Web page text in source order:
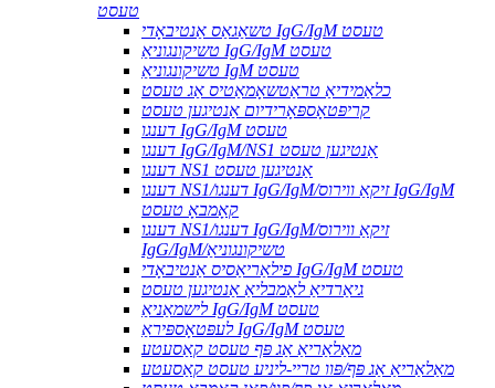
טעסט
טשאַגאַס אַנטיבאָדי IgG/IgM טעסט
טשיקונגוניאַ IgG/IgM טעסט
טשיקונגוניאַ IgM טעסט
כלאַמידיאַ טראַטשאָמאַטיס אַג טעסט
קריפּטאָספּאָרידיום אַנטיגען טעסט
דענגו IgG/IgM טעסט
דענגו IgG/IgM/NS1 אַנטיגען טעסט
דענגו NS1 אַנטיגען טעסט
דענגו NS1/דענגו IgG/IgM/זיקאַ ווירוס IgG/IgM
קאָמבאָ טעסט
דענגו NS1/דענגו IgG/IgM/זיקאַ ווירוס
IgG/IgM/טשיקונגוניאַ
פילאַריאַסיס אַנטיבאָדי IgG/IgM טעסט
גיאַרדיאַ לאַמבליאַ אַנטיגען טעסט
לישמאַניאַ IgG/IgM טעסט
לעפּטאָספּיראַ IgG/IgM טעסט
מאַלאַריאַ אַג פּף טעסט קאַסעטע
מאַלאַריאַ אַג פּף/פּוו טריי-ליניע טעסט קאַסעטע